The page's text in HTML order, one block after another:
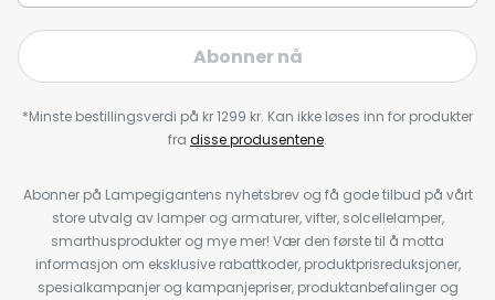
Abonner nå
*Minste bestillingsverdi på kr 1299 kr. Kan ikke løses inn for produkter
fra disse produsentene.
Abonner på Lampegigantens nyhetsbrev og få gode tilbud på vårt
store utvalg av lamper og armaturer, vifter, solcellelamper,
smarthusprodukter og mye mer! Vær den første til å motta
informasjon om eksklusive rabattkoder, produktprisreduksjoner,
spesialkampanjer og kampanjepriser, produktanbefalinger og